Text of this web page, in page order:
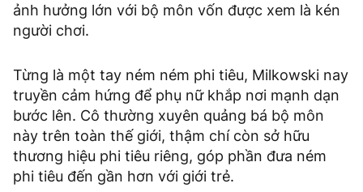
ảnh hưởng lớn với bộ môn vốn được xem là kén
người chơi.
Từng là một tay ném ném phi tiêu, Milkowski nay
truyền cảm hứng để phụ nữ khắp nơi mạnh dạn
bước lên. Cô thường xuyên quảng bá bộ môn
này trên toàn thế giới, thậm chí còn sở hữu
thương hiệu phi tiêu riêng, góp phần đưa ném
phi tiêu đến gần hơn với giới trẻ.